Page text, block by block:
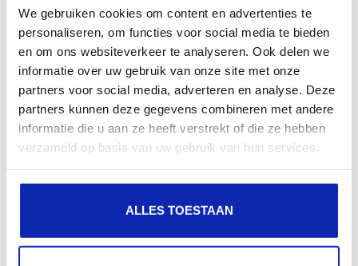
We gebruiken cookies om content en advertenties te
personaliseren, om functies voor social media te bieden
en om ons websiteverkeer te analyseren. Ook delen we
informatie over uw gebruik van onze site met onze
partners voor social media, adverteren en analyse. Deze
partners kunnen deze gegevens combineren met andere
informatie die u aan ze heeft verstrekt of die ze hebben
verzameld op basis van uw gebruik van hun services.
ALLES TOESTAAN
Enregistrez votre nom de domaine